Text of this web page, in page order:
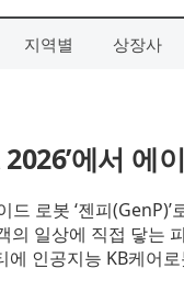
지역별 상장사
에서 에
로봇 ‘젠피
의 일상에 직접 닿는
인공지능 KB케어로